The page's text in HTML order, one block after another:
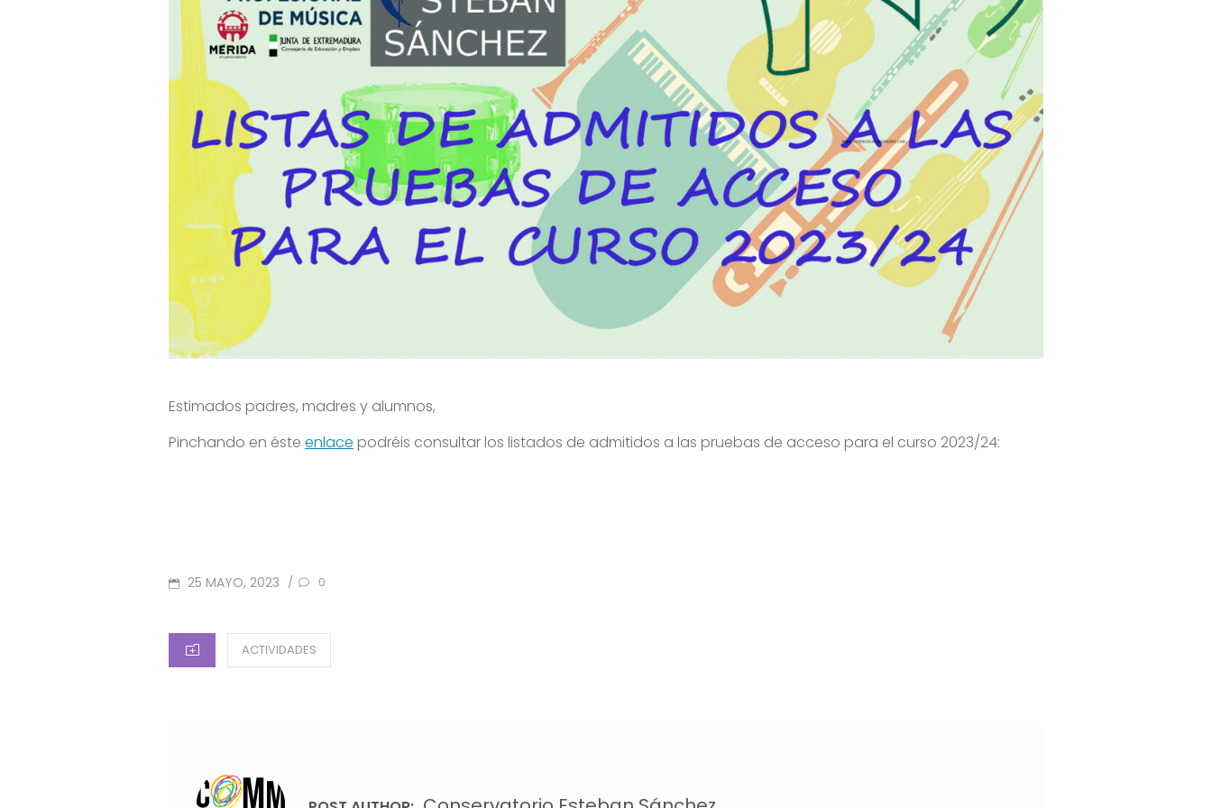
Estimados padres, madres y alumnos,
Pinchando en éste enlace podréis consultar los listados de admitidos a las pruebas de acceso para el curso 2023/24:
POSTED
25 MAYO, 2023 / 0
CATEGORIES
ACTIVIDADES